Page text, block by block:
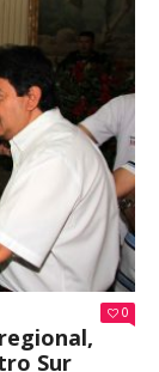
0
Sur